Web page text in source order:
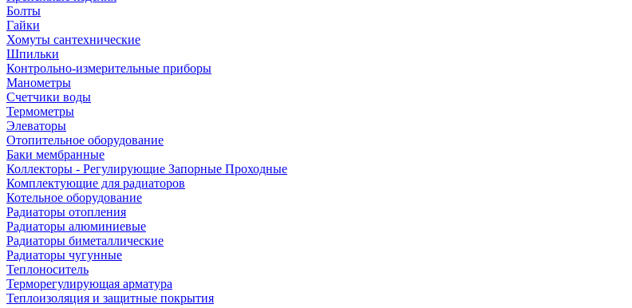
Болты
Гайки
Хомуты сантехнические
Шпильки
Контрольно-измерительные приборы
Манометры
Счетчики воды
Термометры
Элеваторы
Отопительное оборудование
Баки мембранные
Коллекторы - Регулирующие Запорные Проходные
Комплектующие для радиаторов
Котельное оборудование
Радиаторы отопления
Радиаторы алюминиевые
Радиаторы биметаллические
Радиаторы чугунные
Теплоноситель
Терморегулирующая арматура
Теплоизоляция и защитные покрытия